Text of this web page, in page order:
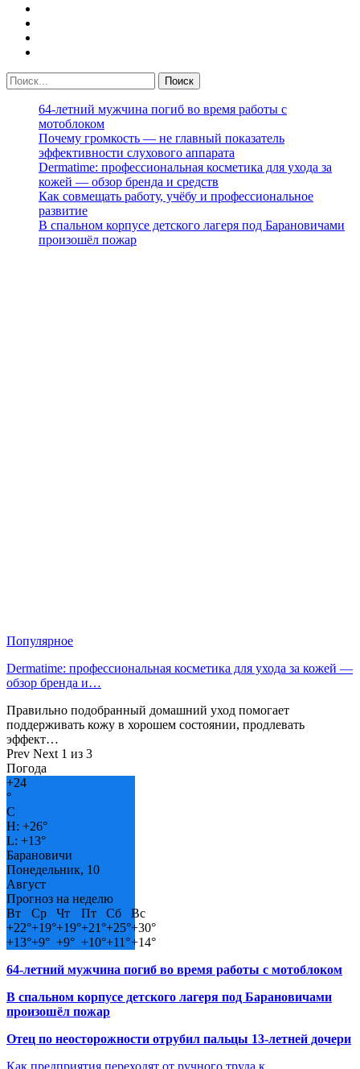
64-летний мужчина погиб во время работы с
мотоблоком
Почему громкость — не главный показатель
эффективности слухового аппарата
Dermatime: профессиональная косметика для ухода за
кожей — обзор бренда и средств
Как совмещать работу, учёбу и профессиональное
развитие
В спальном корпусе детского лагеря под Барановичами
произошёл пожар
Популярное
Dermatime: профессиональная косметика для ухода за кожей —
обзор бренда и…
Правильно подобранный домашний уход помогает
поддерживать кожу в хорошем состоянии, продлевать
эффект…
Prev Next 1 из 3
Погода
+24
°
C
H: +26°
L: +13°
Барановичи
Понедельник, 10
Август
Прогноз на неделю
Вт
Ср Чт Пт Сб
Вс
+22°+19°+19°+21°+25°+30°
+13°+9° +9° +10°+11°+14°
64-летний мужчина погиб во время работы с мотоблоком
В спальном корпусе детского лагеря под Барановичами
произошёл пожар
Отец по неосторожности отрубил пальцы 13-летней дочери
Как предприятия переходят от ручного труда к